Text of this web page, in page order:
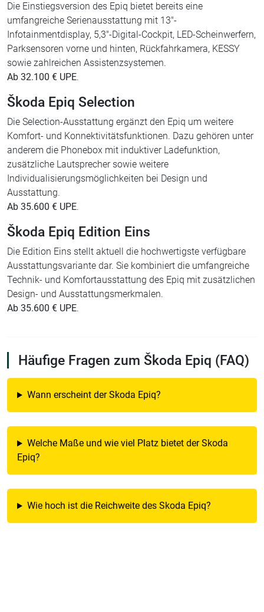
Die Einstiegsversion des Epiq bietet bereits eine
umfangreiche Serienausstattung mit 13"-
Infotainmentdisplay, 5,3"-Digital-Cockpit, LED-Scheinwerfern,
Parksensoren vorne und hinten, Rückfahrkamera, KESSY
sowie zahlreichen Assistenzsystemen.
Ab 32.100 € UPE.
Škoda Epiq Selection
Die Selection-Ausstattung ergänzt den Epiq um weitere
Komfort- und Konnektivitätsfunktionen. Dazu gehören unter
anderem die Phonebox mit induktiver Ladefunktion,
zusätzliche Lautsprecher sowie weitere
Individualisierungsmöglichkeiten bei Design und
Ausstattung.
Ab 35.600 € UPE.
Škoda Epiq Edition Eins
Die Edition Eins stellt aktuell die hochwertigste verfügbare
Ausstattungsvariante dar. Sie kombiniert die umfangreiche
Technik- und Komfortausstattung des Epiq mit zusätzlichen
Design- und Ausstattungsmerkmalen.
Ab 35.600 € UPE.
Häufige Fragen zum Škoda Epiq (FAQ)
Wann erscheint der Skoda Epiq?
Welche Maße und wie viel Platz bietet der Skoda
Epiq?
Wie hoch ist die Reichweite des Skoda Epiq?